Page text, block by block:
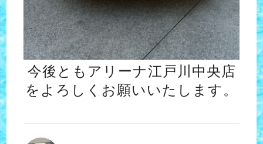
今後ともアリーナ江戸川中央店
をよろしくお願いいたします。